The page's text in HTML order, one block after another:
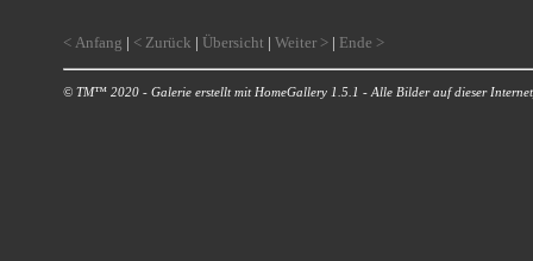
< Anfang | < Zurück | Übersicht |Weiter > | Ende >
© TM™ 2020 - Galerie erstellt mit HomeGallery 1.5.1 - Alle Bilder auf dieser